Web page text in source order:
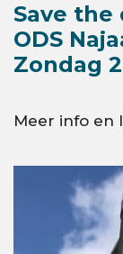
Save the
ODS
Zondag
Meer info en